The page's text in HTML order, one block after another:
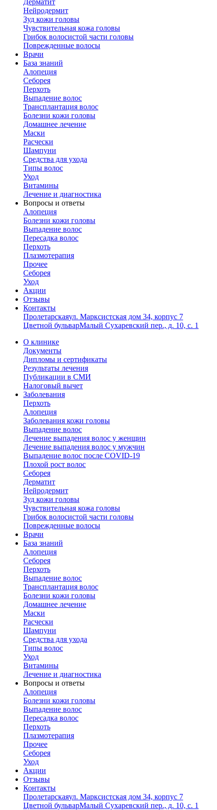
Дерматит
Нейродермит
Зуд кожи головы
Чувствительная кожа головы
Грибок волосистой части головы
Поврежденные волосы
Врачи
База знаний
Алопеция
Себорея
Перхоть
Выпадение волос
Трансплантация волос
Болезни кожи головы
Домашнее лечение
Маски
Расчески
Шампуни
Средства для ухода
Типы волос
Уход
Витамины
Лечение и диагностика
Вопросы и ответы
Алопеция
Болезни кожи головы
Выпадение волос
Пересадка волос
Перхоть
Плазмотерапия
Прочее
Себорея
Уход
Акции
Отзывы
Контакты
Пролетарскаяул. Марксистская дом 34, корпус 7
Цветной бульварМалый Сухаревский пер., д. 10, с. 1
О клинике
Документы
Дипломы и сертификаты
Результаты лечения
Публикации в СМИ
Налоговый вычет
Заболевания
Перхоть
Алопеция
Заболевания кожи головы
Выпадение волос
Лечение выпадения волос у женщин
Лечение выпадения волос у мужчин
Выпадение волос после COVID-19
Плохой рост волос
Cеборея
Дерматит
Нейродермит
Зуд кожи головы
Чувствительная кожа головы
Грибок волосистой части головы
Поврежденные волосы
Врачи
База знаний
Алопеция
Себорея
Перхоть
Выпадение волос
Трансплантация волос
Болезни кожи головы
Домашнее лечение
Маски
Расчески
Шампуни
Средства для ухода
Типы волос
Уход
Витамины
Лечение и диагностика
Вопросы и ответы
Алопеция
Болезни кожи головы
Выпадение волос
Пересадка волос
Перхоть
Плазмотерапия
Прочее
Себорея
Уход
Акции
Отзывы
Контакты
Пролетарскаяул. Марксистская дом 34, корпус 7
Цветной бульварМалый Сухаревский пер., д. 10, с. 1